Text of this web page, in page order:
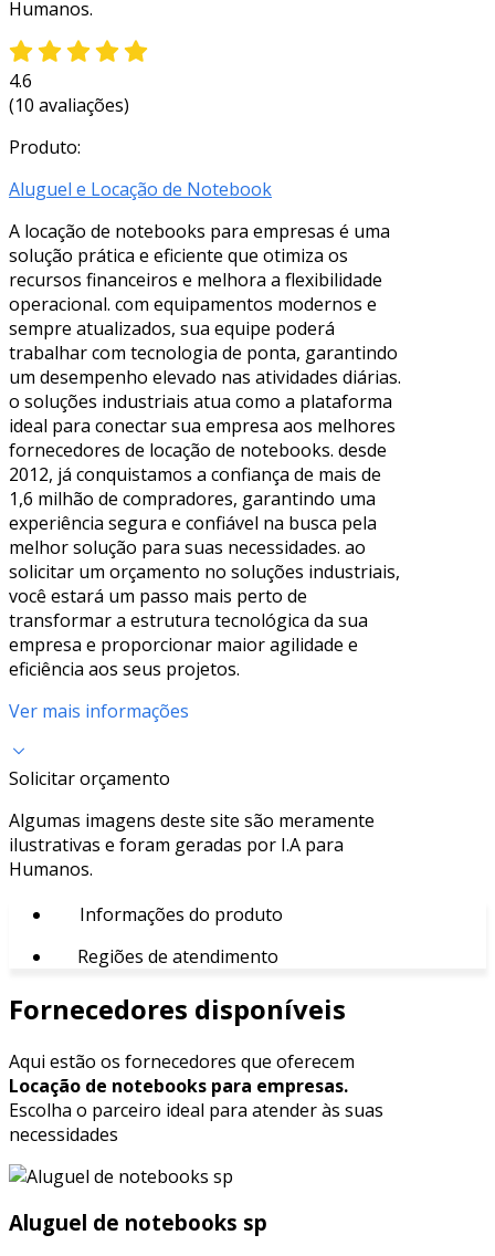
Humanos.
4.6
(10 avaliações)
Produto:
Aluguel e Locação de Notebook
A locação de notebooks para empresas é uma
solução prática e eficiente que otimiza os
recursos financeiros e melhora a flexibilidade
operacional. com equipamentos modernos e
sempre atualizados, sua equipe poderá
trabalhar com tecnologia de ponta, garantindo
um desempenho elevado nas atividades diárias.
o soluções industriais atua como a plataforma
ideal para conectar sua empresa aos melhores
fornecedores de locação de notebooks. desde
2012, já conquistamos a confiança de mais de
1,6 milhão de compradores, garantindo uma
experiência segura e confiável na busca pela
melhor solução para suas necessidades. ao
solicitar um orçamento no soluções industriais,
você estará um passo mais perto de
transformar a estrutura tecnológica da sua
empresa e proporcionar maior agilidade e
eficiência aos seus projetos.
Ver mais informações
Solicitar orçamento
Algumas imagens deste site são meramente
ilustrativas e foram geradas por I.A para
Humanos.
Informações do produto
Regiões de atendimento
Fornecedores disponíveis
Aqui estão os fornecedores que oferecem
Locação de notebooks para empresas.
Escolha o parceiro ideal para atender às suas
necessidades
Aluguel de notebooks sp